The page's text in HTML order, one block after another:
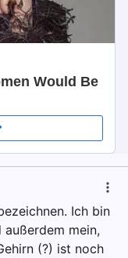
Ich bin
mein,
(?) ist noch